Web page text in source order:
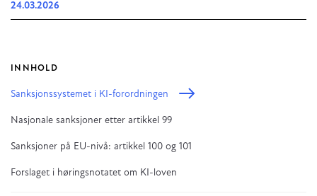
24.03.2026
INNHOLD
Sanksjonssystemet i KI-forordningen
Nasjonale sanksjoner etter artikkel 99
Sanksjoner på EU-nivå: artikkel 100 og 101
Forslaget i høringsnotatet om KI-loven